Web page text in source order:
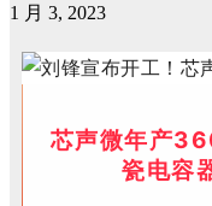
1 月 3, 2023
芯声微年产
瓷电容